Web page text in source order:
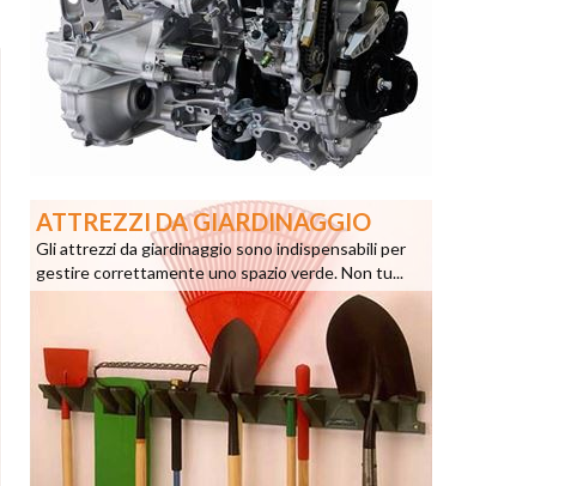
ATTREZZI DA GIARDINAGGIO
Gli attrezzi da giardinaggio sono indispensabili per
gestire correttamente uno spazio verde. Non tu...